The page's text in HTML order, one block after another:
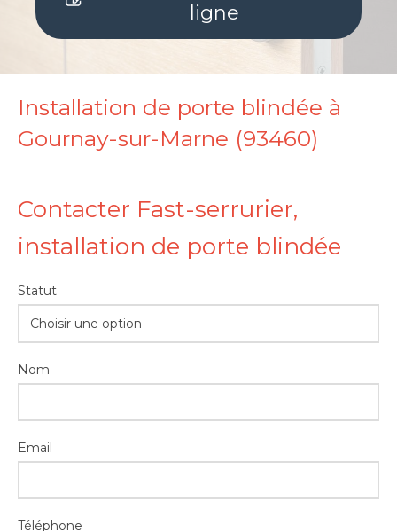
ligne
Installation de porte blindée à
Gournay-sur-Marne (93460)
Contacter Fast-serrurier,
installation de porte blindée
Statut
Choisir une option
Nom
Email
Téléphone